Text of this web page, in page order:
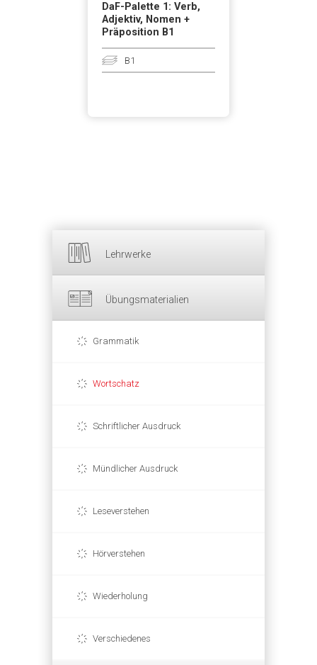
Lehrwerke
Übungsmaterialien
Grammatik
Wortschatz
Schriftlicher Ausdruck
Mündlicher Ausdruck
Leseverstehen
Hörverstehen
Wiederholung
Verschiedenes
DaF-Palette 1: Verb,
Adjektiv, Nomen +
Präposition B1
B1